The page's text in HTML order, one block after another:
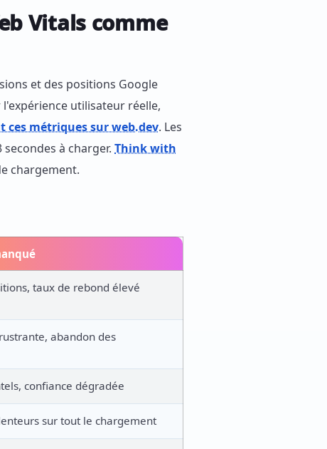
Vitals comme
et des positions Google
utilisateur réelle,
ces métriques sur web.dev. Les
à charger. Think with
chargement.
taux de rebond élevé
abandon des
confiance dégradée
sur tout le chargement